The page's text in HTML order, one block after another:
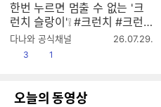
한번 누르면 멈출 수 없는 '크
런치 슬랑이'❕ #크런치 #크런
치슬랑이 #크런치말랑이 #말
랑이 #슬랑이 #스퀴시 #슬랑
다나와 공식채널
작
26.07.29.
공감
3 1
오늘의 동영상